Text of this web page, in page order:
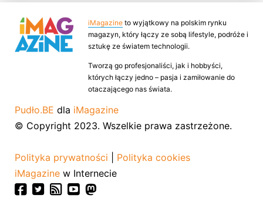
iMagazine to wyjątkowy na polskim rynku
magazyn, który łączy ze sobą lifestyle, podróże i
sztukę ze światem technologii.
Tworzą go profesjonaliści, jak i hobbyści,
których łączy jedno – pasja i zamiłowanie do
otaczającego nas świata.
Pudło.BE dla iMagazine
© Copyright 2023. Wszelkie prawa zastrzeżone.
Polityka prywatności
Polityka cookies
iMagazine w Internecie